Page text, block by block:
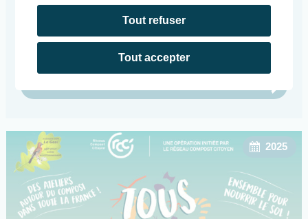
Dans le cadre de l’opération Tous au Compost
l’association Le Geai vous propose une animation à
2025
Tout refuser
Tout accepter